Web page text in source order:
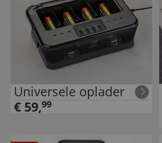
Universele oplader
€ 59,99